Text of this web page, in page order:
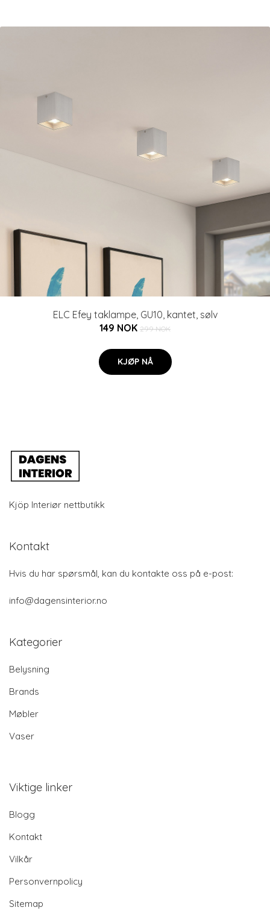
ELC Efey taklampe, GU10, kantet, sølv
149 NOK 299 NOK
KJØP NÅ
Kjöp Interiør nettbutikk
Kontakt
Hvis du har spørsmål, kan du kontakte oss på e-post:
info@dagensinterior.no
Kategorier
Belysning
Brands
Møbler
Vaser
Viktige linker
Blogg
Kontakt
Vilkår
Personvernpolicy
Sitemap